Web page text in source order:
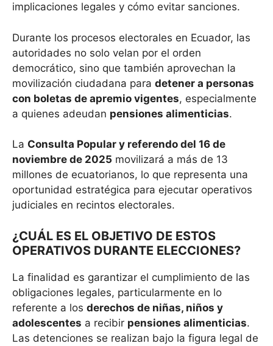
implicaciones legales y cómo evitar sanciones.
Durante los procesos electorales en Ecuador, las
autoridades no solo velan por el orden
democrático, sino que también aprovechan la
movilización ciudadana para detener a personas
con boletas de apremio vigentes, especialmente
a quienes adeudan pensiones alimenticias.
La Consulta Popular y referendo del 16 de
noviembre de 2025 movilizará a más de 13
millones de ecuatorianos, lo que representa una
oportunidad estratégica para ejecutar operativos
judiciales en recintos electorales.
¿CUÁL ES EL OBJETIVO DE ESTOS
OPERATIVOS DURANTE ELECCIONES?
La finalidad es garantizar el cumplimiento de las
obligaciones legales, particularmente en lo
referente a los derechos de niñas, niños y
adolescentes a recibir pensiones alimenticias.
Las detenciones se realizan bajo la figura legal de